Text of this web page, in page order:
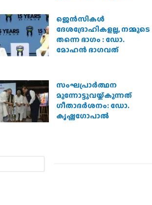
ജെന്‍സികള്‍
ദേശദ്രോഹികളല്ല, നമ്മുടെ
തന്നെ ഭാഗം : ഡോ.
മോഹന്‍ ഭാഗവത്
സംഘപ്രാര്‍ത്ഥന
മുന്നോട്ടുവയ്ക്കുന്നത്
ഗീതാദര്‍ശനം: ഡോ.
കൃഷ്ണഗോപാല്‍